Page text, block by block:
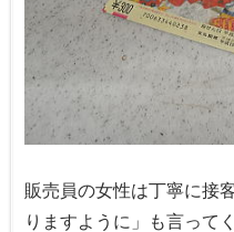
販売員の女性は丁寧に接
りますように」も言って